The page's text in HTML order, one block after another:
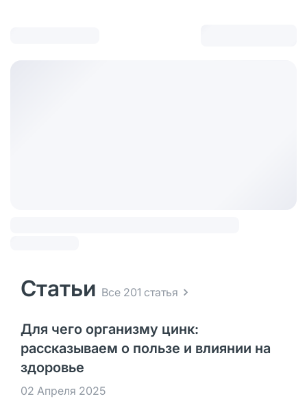
Статьи Все 201 статья
Для чего организму цинк:
рассказываем о пользе и влиянии на
здоровье
02 Апреля 2025